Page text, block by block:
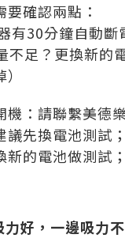
確認兩點：
有30分鐘自動斷
不足？更換新的
：請聯繫美德
議先換電池測試
新的電池做測試
好，一邊吸力